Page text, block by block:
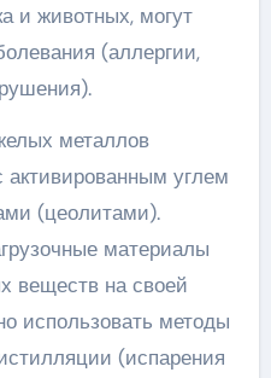
и животных, могут
(аллергии,
металлов
углем
(цеолитами).
материалы
веществ на своей
использовать методы
(испарения